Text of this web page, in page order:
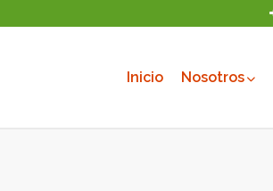
Inicio Nosotros